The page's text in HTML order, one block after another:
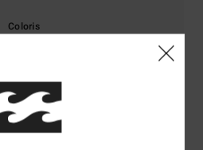
Coloris
4/5